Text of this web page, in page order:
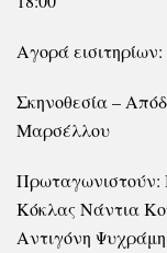
Αγορά εισιτηρίων:
Σκηνοθεσία –
Μαρσέλλου
Πρωταγωνιστούν:
Κόκλας Νάντια
Αντιγόνη Ψυχράμη